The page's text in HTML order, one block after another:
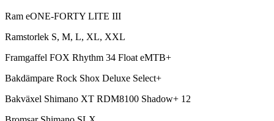
Ram eONE-FORTY LITE III
Ramstorlek S, M, L, XL, XXL
Framgaffel FOX Rhythm 34 Float eMTB+
Bakdämpare Rock Shox Deluxe Select+
Bakväxel Shimano XT RDM8100 Shadow+ 12